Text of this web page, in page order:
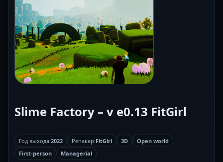
Slime Factory – v e0.13 FitGirl
Год выхода:2022 Репакер:FitGirl 3D
Open world
First-person
Managerial